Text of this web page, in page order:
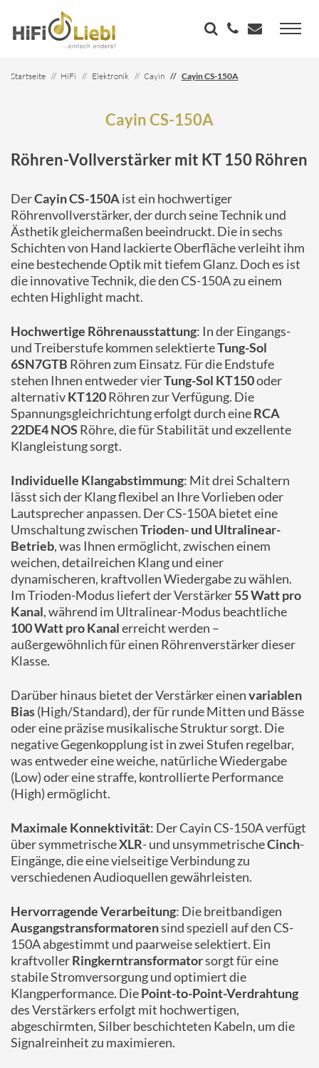
Startseite HiFi Elektronik Cayin Cayin CS-150A
Cayin CS-150A
Röhren-Vollverstärker mit KT 150 Röhren
DerCayin CS-150Aist ein hochwertiger
Röhrenvollverstärker, der durch seine Technik und
Ästhetik gleichermaßen beeindruckt. Die in sechs
Schichten von Hand lackierte Oberfläche verleiht ihm
eine bestechende Optik mit tiefem Glanz. Doch es ist
die innovative Technik, die den CS-150A zu einem
echten Highlight macht.
Hochwertige Röhrenausstattung: In der Eingangs-
und Treiberstufe kommen selektierteTung-Sol
6SN7GTB Röhren zum Einsatz. Für die Endstufe
stehen Ihnen entweder vierTung-Sol KT150oder
alternativKT120Röhren zur Verfügung. Die
Spannungsgleichrichtung erfolgt durch eineRCA
22DE4 NOS Röhre, die für Stabilität und exzellente
Klangleistung sorgt.
Individuelle Klangabstimmung: Mit drei Schaltern
lässt sich der Klang flexibel an Ihre Vorlieben oder
Lautsprecher anpassen. Der CS-150A bietet eine
Umschaltung zwischenTrioden- und Ultralinear-
Betrieb, was Ihnen ermöglicht, zwischen einem
weichen, detailreichen Klang und einer
dynamischeren, kraftvollen Wiedergabe zu wählen.
Im Trioden-Modus liefert der Verstärker55 Watt pro
Kanal, während im Ultralinear-Modus beachtliche
100 Watt pro Kanalerreicht werden –
außergewöhnlich für einen Röhrenverstärker dieser
Klasse.
Darüber hinaus bietet der Verstärker einenvariablen
Bias(High/Standard), der für runde Mitten und Bässe
oder eine präzise musikalische Struktur sorgt. Die
negative Gegenkopplung ist in zwei Stufen regelbar,
was entweder eine weiche, natürliche Wiedergabe
(Low) oder eine straffe, kontrollierte Performance
(High) ermöglicht.
Maximale Konnektivität: Der Cayin CS-150A verfügt
über symmetrischeXLR- und unsymmetrischeCinch-
Eingänge, die eine vielseitige Verbindung zu
verschiedenen Audioquellen gewährleisten.
Hervorragende Verarbeitung: Die breitbandigen
Ausgangstransformatorensind speziell auf den CS-
150A abgestimmt und paarweise selektiert. Ein
kraftvollerRingkerntransformatorsorgt für eine
stabile Stromversorgung und optimiert die
Klangperformance. DiePoint-to-Point-Verdrahtung
des Verstärkers erfolgt mit hochwertigen,
abgeschirmten, Silber beschichteten Kabeln, um die
Signalreinheit zu maximieren.